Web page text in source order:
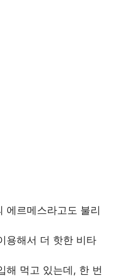
에르메스라고도 불리
용해서 더 핫한 비타
해 먹고 있는데, 한 번